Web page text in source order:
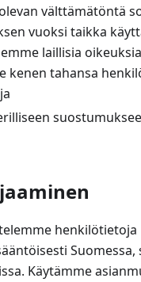
välttämätöntä
vuoksi taikka
laillisia
kenen tahansa
henkilötietoja
Suomessa,
Käytämme